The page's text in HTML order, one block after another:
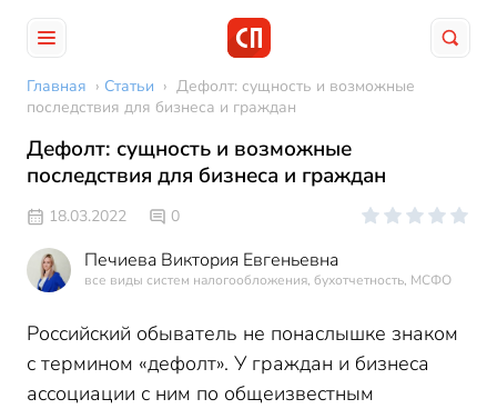
Главная › Статьи › Дефолт: сущность и возможные
последствия для бизнеса и граждан
Дефолт: сущность и возможные
последствия для бизнеса и граждан
18.03.2022 0
Печиева Виктория Евгеньевна
все виды систем налогообложения, бухотчетность, МСФО
Российский обыватель не понаслышке знаком
с термином «дефолт». У граждан и бизнеса
ассоциации с ним по общеизвестным